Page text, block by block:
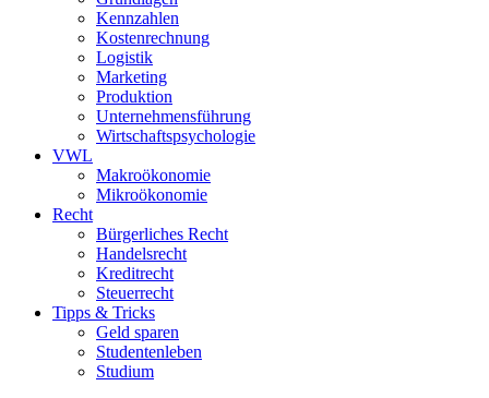
Kennzahlen
Kostenrechnung
Logistik
Marketing
Produktion
Unternehmensführung
Wirtschaftspsychologie
VWL
Makroökonomie
Mikroökonomie
Recht
Bürgerliches Recht
Handelsrecht
Kreditrecht
Steuerrecht
Tipps & Tricks
Geld sparen
Studentenleben
Studium